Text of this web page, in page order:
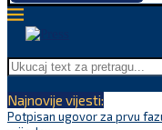
Najnovije vijesti:
Potpisan ugovor za prvu